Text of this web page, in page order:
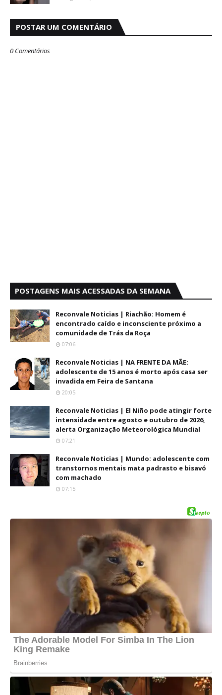
POSTAR UM COMENTÁRIO
0 Comentários
POSTAGENS MAIS ACESSADAS DA SEMANA
Reconvale Noticias | Riachão: Homem é
encontrado caído e inconsciente próximo a
comunidade de Trás da Roça
07:06
Reconvale Noticias | NA FRENTE DA MÃE:
adolescente de 15 anos é morto após casa ser
invadida em Feira de Santana
20:05
Reconvale Noticias | El Niño pode atingir forte
intensidade entre agosto e outubro de 2026,
alerta Organização Meteorológica Mundial
07:21
Reconvale Noticias | Mundo: adolescente com
transtornos mentais mata padrasto e bisavó
com machado
07:15